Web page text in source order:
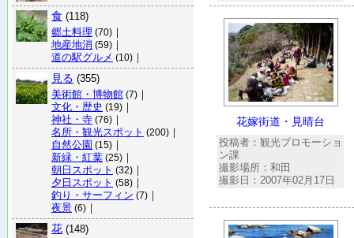
食 (118)
郷土料理 (70) ｜
地産地消 (59) ｜
道の駅グルメ (10) ｜
見る (355)
美術館・博物館 (7) ｜
文化・歴史 (19) ｜
神社・寺 (76) ｜
名所・観光スポット (200) ｜
自然公園 (15) ｜
新緑・紅葉 (25) ｜
朝日スポット (32) ｜
夕日スポット (58) ｜
釣り・サーフィン (7) ｜
夜景 (6) ｜
花 (148)
花嫁街道・見晴台
投稿者：観光プロモーショ
ン課
撮影場所：和田
撮影日：2007年02月17日